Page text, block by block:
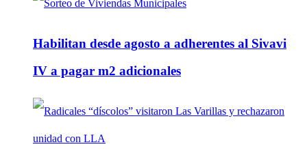
Habilitan desde agosto a adherentes al Sivavi
IV a pagar m2 adicionales